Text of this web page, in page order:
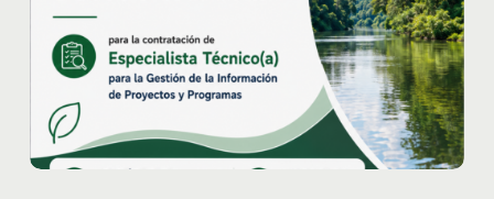
Técnico(a)
Gestión
Información
de